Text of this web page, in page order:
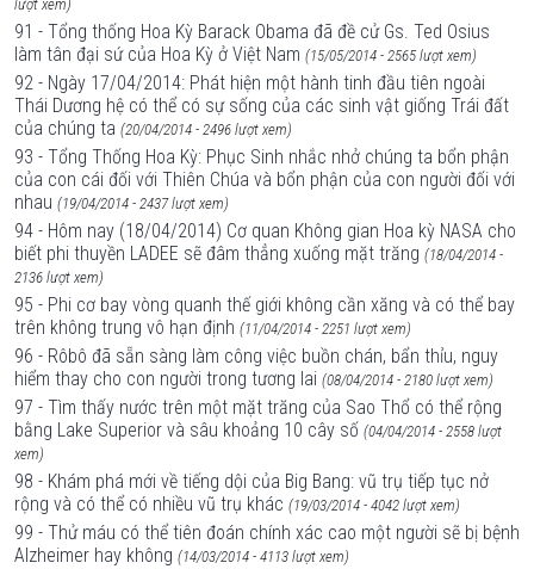
lượt xem)
91 - Tổng thống Hoa Kỳ Barack Obama đã đề cử Gs. Ted Osius
làm tân đại sứ của Hoa Kỳ ở Việt Nam (15/05/2014 - 2565 lượt xem)
92 - Ngày 17/04/2014: Phát hiện một hành tinh đầu tiên ngoài
Thái Dương hệ có thể có sự sống của các sinh vật giống Trái đất
của chúng ta (20/04/2014 - 2496 lượt xem)
93 - Tổng Thống Hoa Kỳ: Phục Sinh nhắc nhở chúng ta bổn phận
của con cái đối với Thiên Chúa và bổn phận của con người đối với
nhau (19/04/2014 - 2437 lượt xem)
94 - Hôm nay (18/04/2014) Cơ quan Không gian Hoa kỳ NASA cho
biết phi thuyền LADEE sẽ đâm thẳng xuống mặt trăng (18/04/2014 -
2136 lượt xem)
95 - Phi cơ bay vòng quanh thế giới không cần xăng và có thể bay
trên không trung vô hạn định (11/04/2014 - 2251 lượt xem)
96 - Rôbô đã sẵn sàng làm công việc buồn chán, bẩn thỉu, nguy
hiểm thay cho con người trong tương lai (08/04/2014 - 2180 lượt xem)
97 - Tìm thấy nước trên một mặt trăng của Sao Thổ có thể rộng
bằng Lake Superior và sâu khoảng 10 cây số (04/04/2014 - 2558 lượt
xem)
98 - Khám phá mới về tiếng dội của Big Bang: vũ trụ tiếp tục nở
rộng và có thể có nhiều vũ trụ khác (19/03/2014 - 4042 lượt xem)
99 - Thử máu có thể tiên đoán chính xác cao một người sẽ bị bệnh
Alzheimer hay không (14/03/2014 - 4113 lượt xem)